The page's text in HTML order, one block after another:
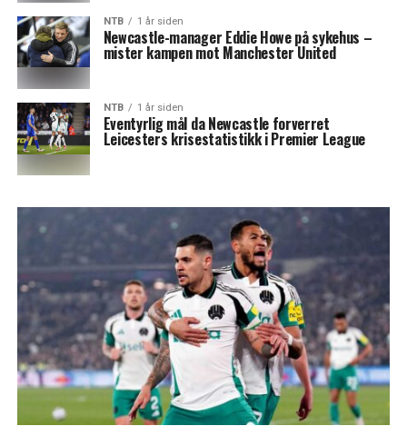
NTB 1 år siden
Newcastle-manager Eddie Howe på sykehus –
mister kampen mot Manchester United
NTB 1 år siden
Eventyrlig mål da Newcastle forverret
Leicesters krisestatistikk i Premier League